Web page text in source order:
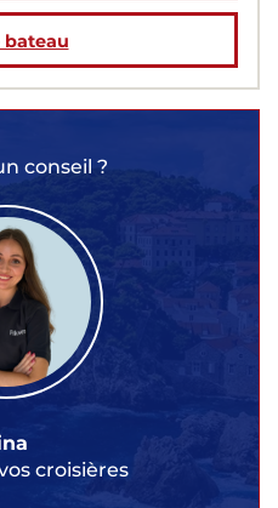
bateau
conseil ?
croisières